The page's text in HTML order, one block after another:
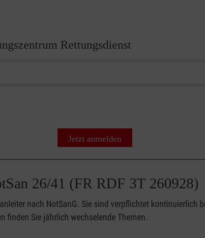
Rettungsdienst
Jetzt anmelden
26/41 (FR RDF 3T 260928)
nach NotSanG. Sie sind verpflichtet
finden Sie jährlich wechselende Themen.